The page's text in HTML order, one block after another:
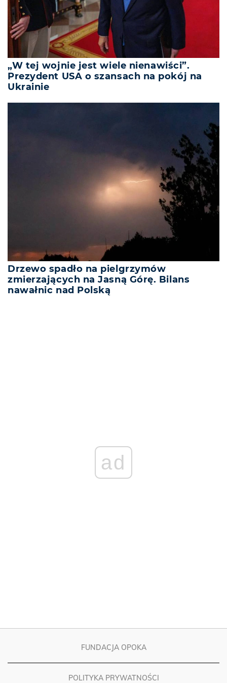
„W tej wojnie jest wiele nienawiści”.
Prezydent USA o szansach na pokój na
Ukrainie
Drzewo spadło na pielgrzymów
zmierzających na Jasną Górę. Bilans
nawałnic nad Polską
FUNDACJA OPOKA